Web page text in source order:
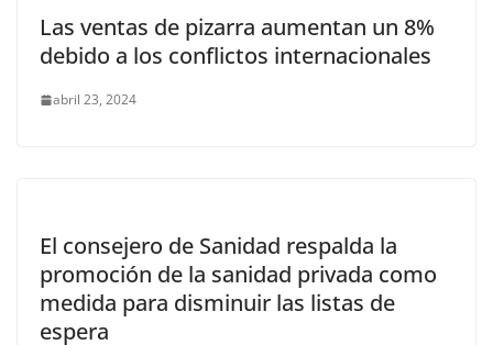
Las ventas de pizarra aumentan un 8%
debido a los conflictos internacionales
abril 23, 2024
El consejero de Sanidad respalda la
promoción de la sanidad privada como
medida para disminuir las listas de
espera